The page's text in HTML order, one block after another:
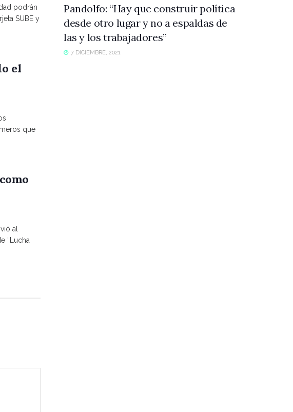
podrán
SUBE y
el
que
al
“Lucha
Pandolfo: “Hay que construir política
desde otro lugar y no a espaldas de
las y los trabajadores”
7 DICIEMBRE, 2021